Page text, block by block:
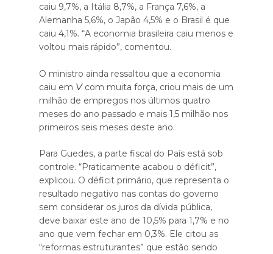
caiu 9,7%, a Itália 8,7%, a França 7,6%, a
Alemanha 5,6%, o Japão 4,5% e o Brasil é que
caiu 4,1%. “A economia brasileira caiu menos e
voltou mais rápido”, comentou.
O ministro ainda ressaltou que a economia
caiu em Vcom muita força, criou mais de um
milhão de empregos nos últimos quatro
meses do ano passado e mais 1,5 milhão nos
primeiros seis meses deste ano.
Para Guedes, a parte fiscal do País está sob
controle. “Praticamente acabou o déficit”,
explicou. O déficit primário, que representa o
resultado negativo nas contas do governo
sem considerar os juros da dívida pública,
deve baixar este ano de 10,5% para 1,7% e no
ano que vem fechar em 0,3%. Ele citou as
“reformas estruturantes” que estão sendo